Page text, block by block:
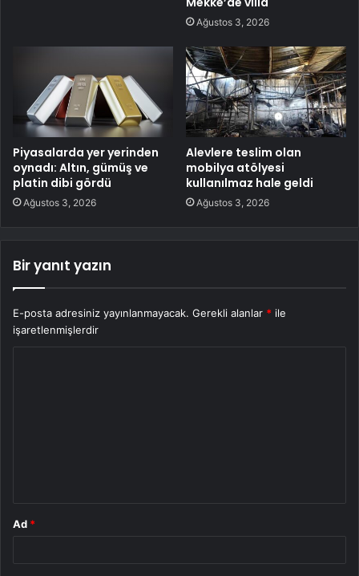
Ağustos 3, 2026
Piyasalarda yer yerinden
oynadı: Altın, gümüş ve
platin dibi gördü
Ağustos 3, 2026
Alevlere teslim olan
mobilya atölyesi
kullanılmaz hale geldi
Ağustos 3, 2026
Bir yanıt yazın
E-posta adresiniz yayınlanmayacak. Gerekli alanlar * ile
işaretlenmişlerdir
Ad *